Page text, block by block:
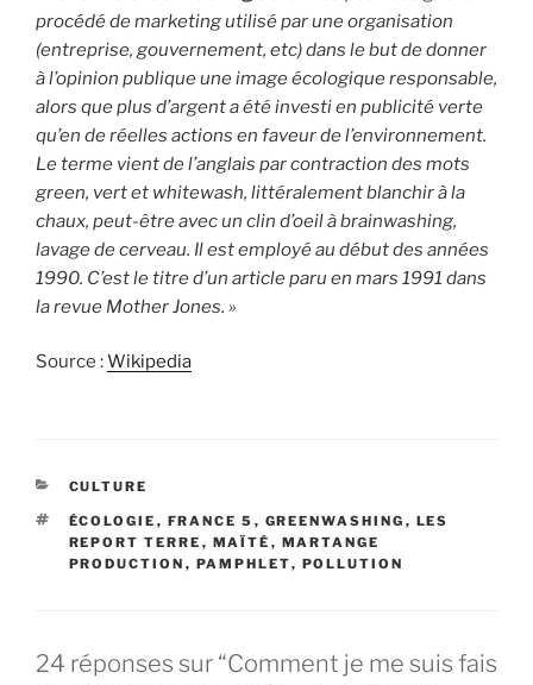
procédé de marketing utilisé par une organisation
(entreprise, gouvernement, etc) dans le but de donner
à l’opinion publique une image écologique responsable,
alors que plus d’argent a été investi en publicité verte
qu’en de réelles actions en faveur de l’environnement.
Le terme vient de l’anglais par contraction des mots
green, vert et whitewash, littéralement blanchir à la
chaux, peut-être avec un clin d’oeil à brainwashing,
lavage de cerveau. Il est employé au début des années
1990. C’est le titre d’un article paru en mars 1991 dans
la revue Mother Jones. »
Source :Wikipedia
CATÉGORIES
CULTURE
ÉTIQUETTES
ÉCOLOGIE , FRANCE 5 , GREENWASHING , LES
REPORT TERRE , MAÏTÉ , MARTANGE
PRODUCTION , PAMPHLET, POLLUTION
24 réponses sur “Comment je me suis fais